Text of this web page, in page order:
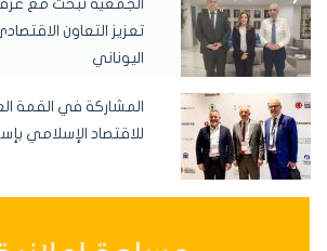
الجمعية تبحث مع
تعزيز التعاون
اليوناني
المشاركة في القمة
للاقتصاد الإسلامي